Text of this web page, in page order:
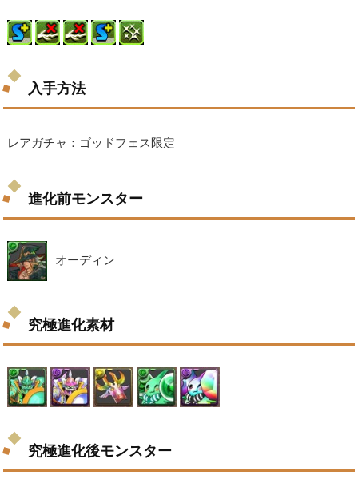
入手方法
レアガチャ：ゴッドフェス限定
進化前モンスター
オーディン
究極進化素材
究極進化後モンスター